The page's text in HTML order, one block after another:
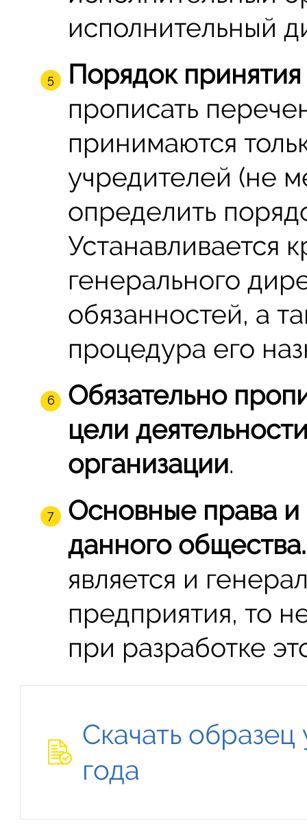
исполнительный
Порядок
прописать
принимаются
учредителей (не
определить
Устанавливается
генерального
обязанностей, а
процедура его
Обязательно
цели
организации.
Основные права и
данного общества.
является и
предприятия, то
при разработке
Скачать
года